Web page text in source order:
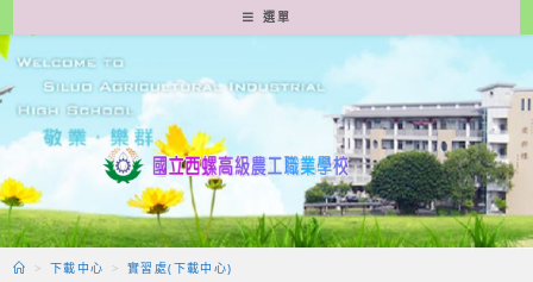
轉
至
要
容
選單
> 下載中心 > 實習處(下載中心)